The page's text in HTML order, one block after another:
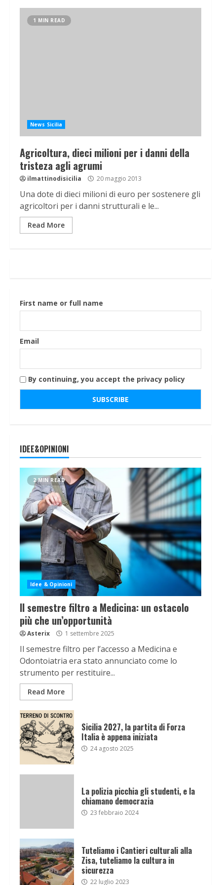
1 MIN READ
News Sicilia
Agricoltura, dieci milioni per i danni della
tristeza agli agrumi
ilmattinodisicilia 20 maggio 2013
Una dote di dieci milioni di euro per sostenere gli
agricoltori per i danni strutturali e le...
Read More
First name or full name
Email
By continuing, you accept the privacy policy
IDEE&OPINIONI
2 MIN READ
Idee & Opinioni
Il semestre filtro a Medicina: un ostacolo
più che un’opportunità
Asterix 1 settembre 2025
Il semestre filtro per l’accesso a Medicina e
Odontoiatria era stato annunciato come lo
strumento per restituire...
Read More
Sicilia 2027, la partita di Forza
Italia è appena iniziata
24 agosto 2025
La polizia picchia gli studenti, e la
chiamano democrazia
23 febbraio 2024
Tuteliamo i Cantieri culturali alla
Zisa, tuteliamo la cultura in
sicurezza
22 luglio 2023